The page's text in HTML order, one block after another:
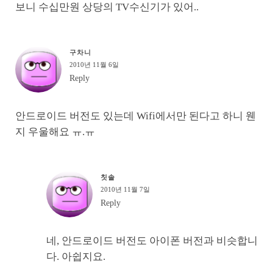
보니 수십만원 상당의 TV수신기가 있어..
구차니
2010년 11월 6일
Reply
안드로이드 버전도 있는데 Wifi에서만 된다고 하니 웬
지 우울해요 ㅠ.ㅠ
칫솔
2010년 11월 7일
Reply
네, 안드로이드 버전도 아이폰 버전과 비슷합니
다. 아쉽지요.